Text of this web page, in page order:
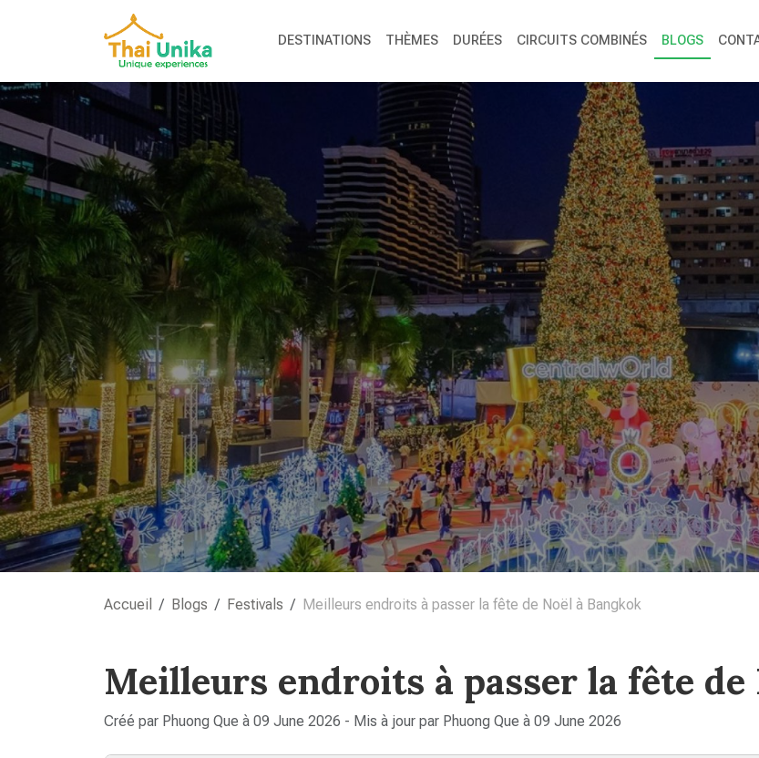
DESTINATIONS THÈMES DURÉES CIRCUITS COMBINÉS BLOGS
Accueil Blogs Festivals Meilleurs endroits à passer la fête de Noël à Bangkok
Meilleurs endroits à passer la fête de
Créé par Phuong Que à 09 June 2026 - Mis à jour par Phuong Que à 09 June 2026